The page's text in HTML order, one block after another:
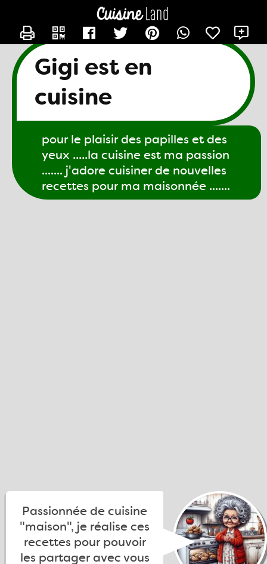
Gigi est en
cuisine
pour le plaisir des papilles et des
yeux .....la cuisine est ma passion
....... j'adore cuisiner de nouvelles
recettes pour ma maisonnée .......
Passionnée de cuisine
"maison", je réalise ces
recettes pour pouvoir
les partager avec vous
CONTACTER GIGI61